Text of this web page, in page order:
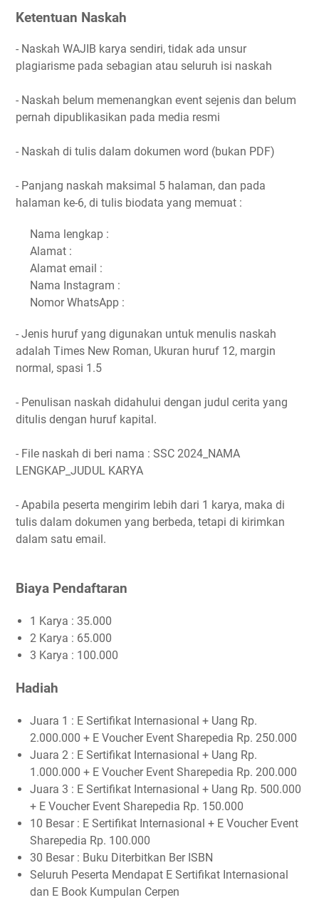
Ketentuan Naskah
- Naskah WAJIB karya sendiri, tidak ada unsur
plagiarisme pada sebagian atau seluruh isi naskah
- Naskah belum memenangkan event sejenis dan belum
pernah dipublikasikan pada media resmi
- Naskah di tulis dalam dokumen word (bukan PDF)
- Panjang naskah maksimal 5 halaman, dan pada
halaman ke-6, di tulis biodata yang memuat :
Nama lengkap :
Alamat :
Alamat email :
Nama Instagram :
Nomor WhatsApp :
- Jenis huruf yang digunakan untuk menulis naskah
adalah Times New Roman, Ukuran huruf 12, margin
normal, spasi 1.5
- Penulisan naskah didahului dengan judul cerita yang
ditulis dengan huruf kapital.
- File naskah di beri nama : SSC 2024_NAMA
LENGKAP_JUDUL KARYA
- Apabila peserta mengirim lebih dari 1 karya, maka di
tulis dalam dokumen yang berbeda, tetapi di kirimkan
dalam satu email.
Biaya Pendaftaran
1 Karya : 35.000
2 Karya : 65.000
3 Karya : 100.000
Hadiah
Juara 1 : E Sertifikat Internasional + Uang Rp.
2.000.000 + E Voucher Event Sharepedia Rp. 250.000
Juara 2 : E Sertifikat Internasional + Uang Rp.
1.000.000 + E Voucher Event Sharepedia Rp. 200.000
Juara 3 : E Sertifikat Internasional + Uang Rp. 500.000
+ E Voucher Event Sharepedia Rp. 150.000
10 Besar : E Sertifikat Internasional + E Voucher Event
Sharepedia Rp. 100.000
30 Besar : Buku Diterbitkan Ber ISBN
Seluruh Peserta Mendapat E Sertifikat Internasional
dan E Book Kumpulan Cerpen